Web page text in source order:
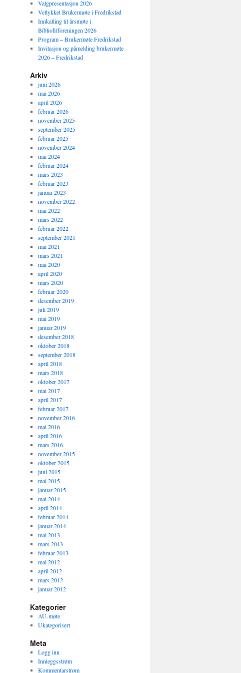
Valgpresentasjon 2026
Vellykket Brukermøte i Fredrikstad
Innkalling til årsmøte i
Bibliofilforeningen 2026
Program – Brukermøte Fredrikstad
Invitasjon og påmelding brukermøte
2026 – Fredrikstad
Arkiv
juni 2026
mai 2026
april 2026
februar 2026
november 2025
september 2025
februar 2025
november 2024
mai 2024
februar 2024
mars 2023
februar 2023
januar 2023
november 2022
mai 2022
mars 2022
februar 2022
september 2021
mai 2021
mars 2021
mai 2020
april 2020
mars 2020
februar 2020
desember 2019
juli 2019
mai 2019
januar 2019
desember 2018
oktober 2018
september 2018
april 2018
mars 2018
oktober 2017
mai 2017
april 2017
februar 2017
november 2016
mai 2016
april 2016
mars 2016
november 2015
oktober 2015
juni 2015
mai 2015
januar 2015
mai 2014
april 2014
februar 2014
januar 2014
mai 2013
mars 2013
februar 2013
mai 2012
april 2012
mars 2012
januar 2012
Kategorier
AU-møte
Ukategorisert
Meta
Logg inn
Innleggsstrøm
Kommentarstrøm